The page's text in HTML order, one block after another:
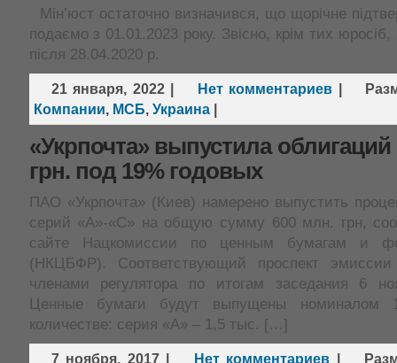
Мін’юст остаточно визначився, що щорічне
подаємо з 01.01.2023 року. Звісно, крім тих юросіб,
після 28.04.2020 р.
21 января, 2022| Нет комментариев
Компании, МСБ, Украина|
«Укрпочта» выпустила
грн. под 19% годовых
ПАО «Укрпочта» (Киев) намерено выпустить
серий «А»-«С» на общую сумму 600 млн. грн,
сайте Нацкомиссии по ценным бумагам и
(НКЦБФР). Соответствующий проспект
членами регулятора по итогам заседания 6
Ценные бумаги будут выпущены номиналом
количестве: серия «А» – 1,5 тыс. […]
7 ноября, 2017| Нет комментариев